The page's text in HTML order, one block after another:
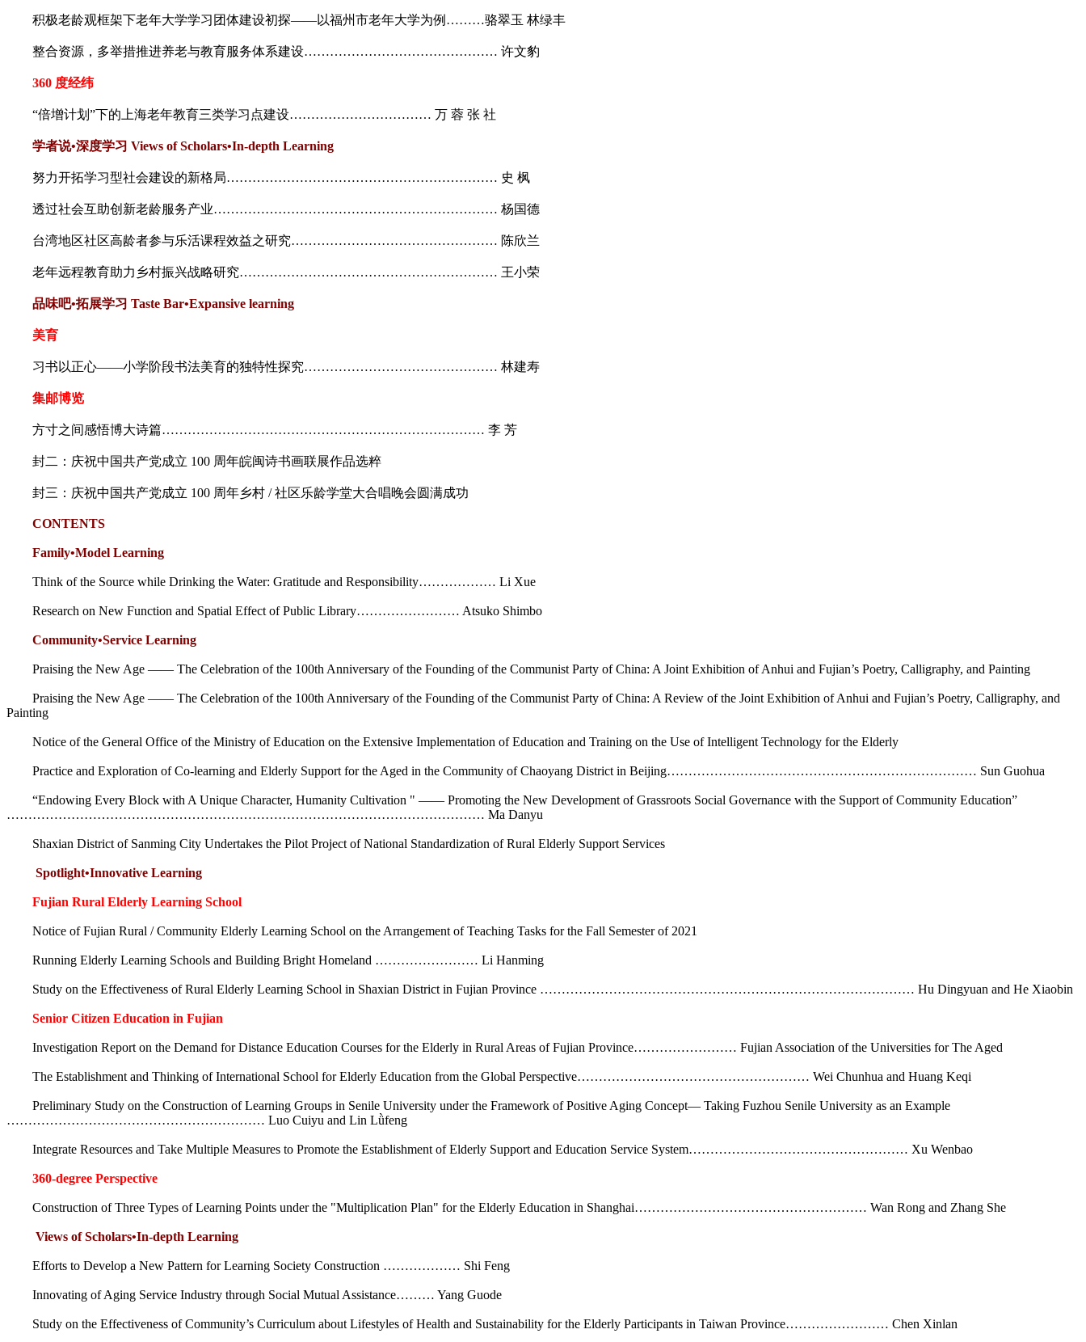
积极老龄观框架下老年大学学习团体建设初探——以福州市老年大学为例………骆翠玉 林绿丰
整合资源，多举措推进养老与教育服务体系建设……………………………………… 许文豹
360 度经纬
“倍增计划”下的上海老年教育三类学习点建设…………………………… 万 蓉 张 社
学者说•深度学习 Views of Scholars•In-depth Learning
努力开拓学习型社会建设的新格局……………………………………………………… 史 枫
透过社会互助创新老龄服务产业………………………………………………………… 杨国德
台湾地区社区高龄者参与乐活课程效益之研究………………………………………… 陈欣兰
老年远程教育助力乡村振兴战略研究…………………………………………………… 王小荣
品味吧•拓展学习 Taste Bar•Expansive learning
美育
习书以正心——小学阶段书法美育的独特性探究……………………………………… 林建寿
集邮博览
方寸之间感悟博大诗篇………………………………………………………………… 李 芳
封二：庆祝中国共产党成立 100 周年皖闽诗书画联展作品选粹
封三：庆祝中国共产党成立 100 周年乡村 / 社区乐龄学堂大合唱晚会圆满成功
CONTENTS
Family•Model Learning
Think of the Source while Drinking the Water: Gratitude and Responsibility……………… Li Xue
Research on New Function and Spatial Effect of Public Library…………………… Atsuko Shimbo
Community•Service Learning
Praising the New Age —— The Celebration of the 100th Anniversary of the Founding of the Communist Party of China: A Joint Exhibition of Anhui and Fujian’s Poetry, Calligraphy, and Painting
Praising the New Age —— The Celebration of the 100th Anniversary of the Founding of the Communist Party of China: A Review of the Joint Exhibition of Anhui and Fujian’s Poetry, Calligraphy, and
Painting
Notice of the General Office of the Ministry of Education on the Extensive Implementation of Education and Training on the Use of Intelligent Technology for the Elderly
Practice and Exploration of Co-learning and Elderly Support for the Aged in the Community of Chaoyang District in Beijing……………………………………………………………… Sun Guohua
“Endowing Every Block with A Unique Character, Humanity Cultivation " —— Promoting the New Development of Grassroots Social Governance with the Support of Community Education”
………………………………………………………………………………………………… Ma Danyu
Shaxian District of Sanming City Undertakes the Pilot Project of National Standardization of Rural Elderly Support Services
Spotlight•Innovative Learning
Fujian Rural Elderly Learning School
Notice of Fujian Rural / Community Elderly Learning School on the Arrangement of Teaching Tasks for the Fall Semester of 2021
Running Elderly Learning Schools and Building Bright Homeland …………………… Li Hanming
Study on the Effectiveness of Rural Elderly Learning School in Shaxian District in Fujian Province …………………………………………………………………………… Hu Dingyuan and He Xiaobin
Senior Citizen Education in Fujian
Investigation Report on the Demand for Distance Education Courses for the Elderly in Rural Areas of Fujian Province…………………… Fujian Association of the Universities for The Aged
The Establishment and Thinking of International School for Elderly Education from the Global Perspective……………………………………………… Wei Chunhua and Huang Keqi
Preliminary Study on the Construction of Learning Groups in Senile University under the Framework of Positive Aging Concept— Taking Fuzhou Senile University as an Example
…………………………………………………… Luo Cuiyu and Lin Lǜfeng
Integrate Resources and Take Multiple Measures to Promote the Establishment of Elderly Support and Education Service System…………………………………………… Xu Wenbao
360-degree Perspective
Construction of Three Types of Learning Points under the "Multiplication Plan" for the Elderly Education in Shanghai……………………………………………… Wan Rong and Zhang She
Views of Scholars•In-depth Learning
Efforts to Develop a New Pattern for Learning Society Construction ……………… Shi Feng
Innovating of Aging Service Industry through Social Mutual Assistance……… Yang Guode
Study on the Effectiveness of Community’s Curriculum about Lifestyles of Health and Sustainability for the Elderly Participants in Taiwan Province…………………… Chen Xinlan